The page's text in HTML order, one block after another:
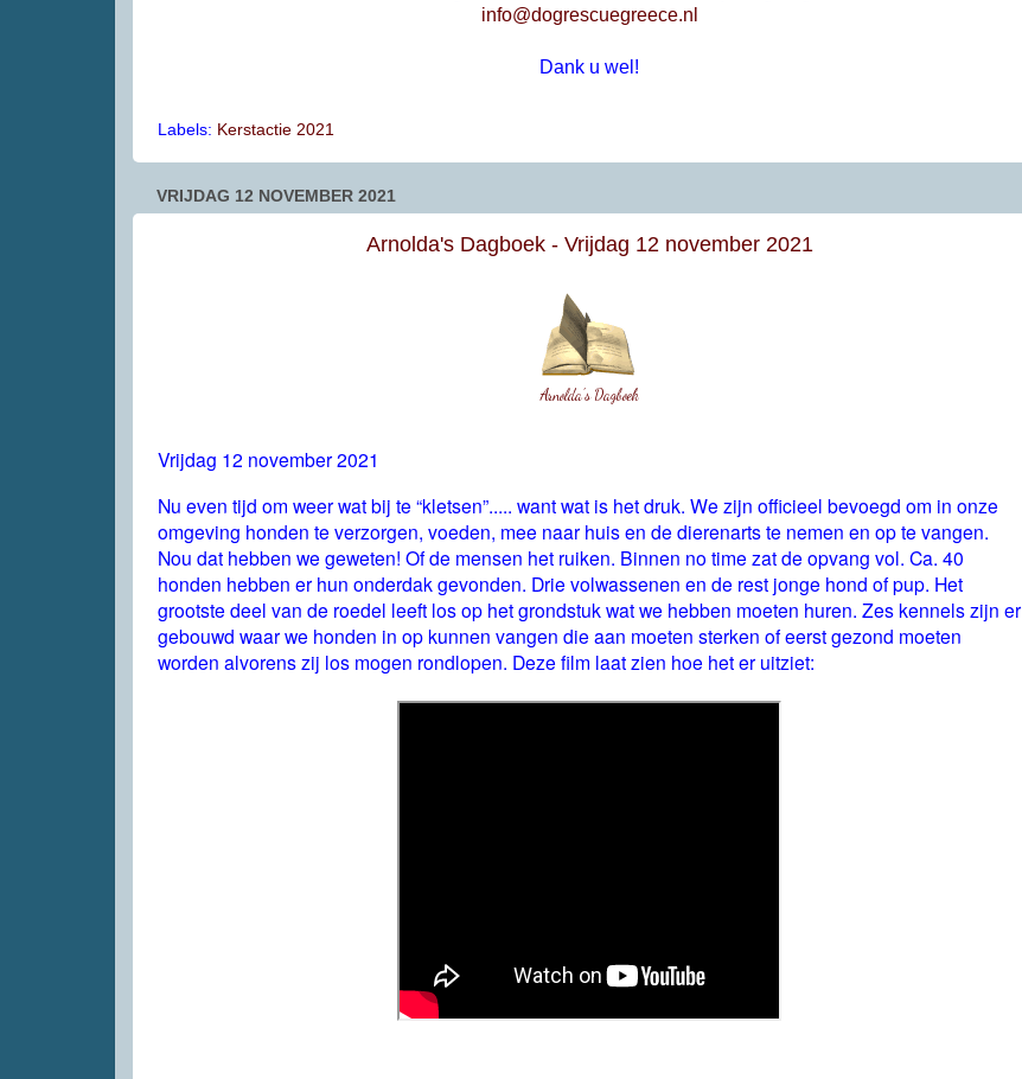
info@dogrescuegreece.nl
Dank u wel!
Labels: Kerstactie 2021
VRIJDAG 12 NOVEMBER 2021
Arnolda's Dagboek - Vrijdag 12 november 2021
Arnolda's Dagboek
Vrijdag 12 november 2021
Nu even tijd om weer wat bij te “kletsen”..... want wat is het druk. We zijn officieel bevoegd om in onze
omgeving honden te verzorgen, voeden, mee naar huis en de dierenarts te nemen en op te vangen.
Nou dat hebben we geweten! Of de mensen het ruiken. Binnen no time zat de opvang vol. Ca. 40
honden hebben er hun onderdak gevonden. Drie volwassenen en de rest jonge hond of pup. Het
grootste deel van de roedel leeft los op het grondstuk wat we hebben moeten huren. Zes kennels zijn er
gebouwd waar we honden in op kunnen vangen die aan moeten sterken of eerst gezond moeten
worden alvorens zij los mogen rondlopen. Deze film laat zien hoe het er uitziet: